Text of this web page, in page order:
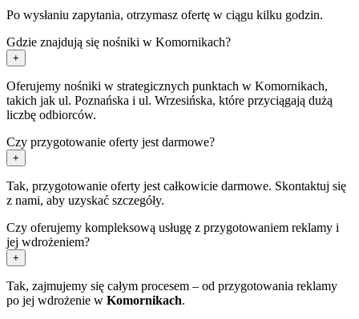
Po wysłaniu zapytania, otrzymasz ofertę w ciągu kilku godzin.
Gdzie znajdują się nośniki w Komornikach?
+
Oferujemy nośniki w strategicznych punktach w Komornikach,
takich jak ul. Poznańska i ul. Wrzesińska, które przyciągają dużą
liczbę odbiorców.
Czy przygotowanie oferty jest darmowe?
+
Tak, przygotowanie oferty jest całkowicie darmowe. Skontaktuj się
z nami, aby uzyskać szczegóły.
Czy oferujemy kompleksową usługę z przygotowaniem reklamy i
jej wdrożeniem?
+
Tak, zajmujemy się całym procesem – od przygotowania reklamy
po jej wdrożenie w Komornikach.